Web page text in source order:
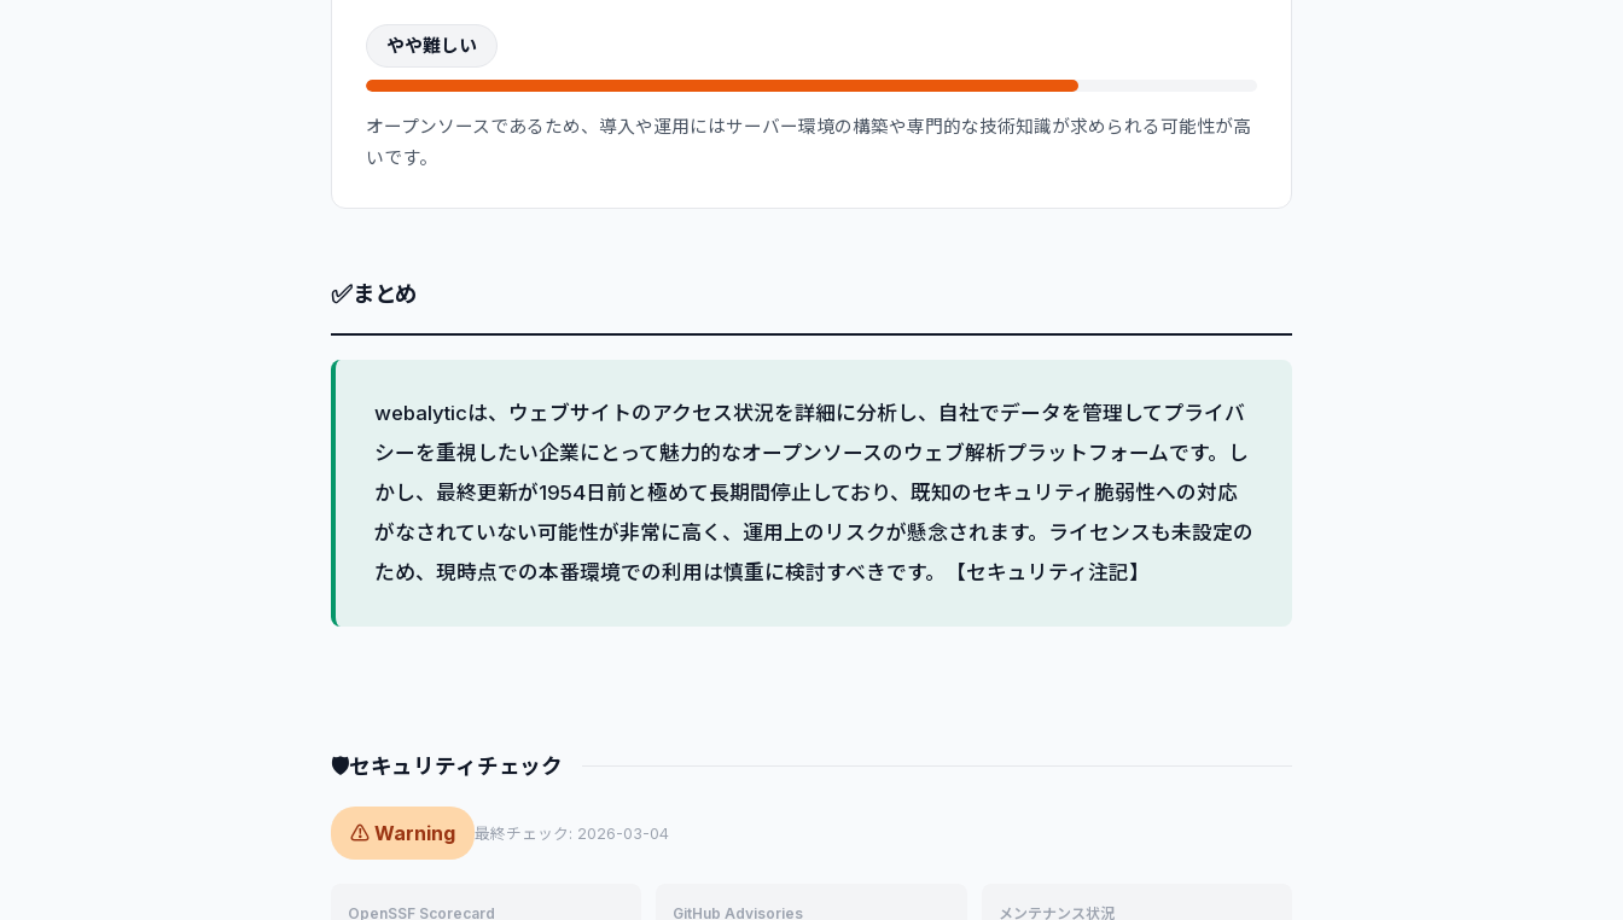
やや難しい
オープンソースであるため、導入や運用にはサーバー環境の構築や専門的な技術知識が求められる可能性が高
いです。
✅まとめ
webalyticは、ウェブサイトのアクセス状況を詳細に分析し、自社でデータを管理してプライバ
シーを重視したい企業にとって魅力的なオープンソースのウェブ解析プラットフォームです。し
かし、最終更新が1954日前と極めて長期間停止しており、既知のセキュリティ脆弱性への対応
がなされていない可能性が非常に高く、運用上のリスクが懸念されます。ライセンスも未設定の
ため、現時点での本番環境での利用は慎重に検討すべきです。【セキュリティ注記】
🛡セキュリティチェック
⚠ Warning 最終チェック: 2026-03-04
OpenSSF Scorecard GitHub Advisories メンテナンス状況